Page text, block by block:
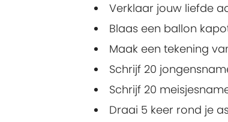
Verklaar jouw liefde
Blaas een ballon
Maak een tekening
Schrijf 20
Schrijf 20
Draai 5 keer rond je